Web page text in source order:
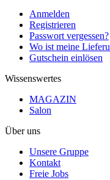
Anmelden
Registrieren
Passwort vergessen?
Wo ist meine
Gutschein einlösen
Wissenswertes
MAGAZIN
Salon
Über uns
Unsere Gruppe
Kontakt
Freie Jobs